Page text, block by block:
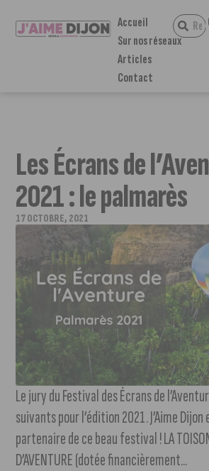
Accueil
Sur nos réseaux
Articles
Contact
Les Écrans de
2021 : le palmarès
17 OCTOBRE, 2021
Le jury du Festival des Écrans de
suivants pour l’édition 2021. J’Aime
partenaire de ce beau festival ! LA TOISON
D’AVENTURE (dotée financièrement...